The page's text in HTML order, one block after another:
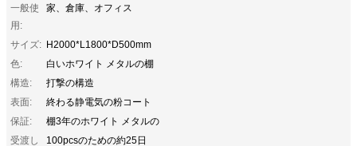
一般使
用:
家、倉庫、オフィス
サイズ: H2000*L1800*D500mm
色:
白いホワイト メタルの棚
構造:
打撃の構造
表面:
終わる静電気の粉コート
保証:
棚3年のホワイト メタルの
受渡し
100pcsのための約25日